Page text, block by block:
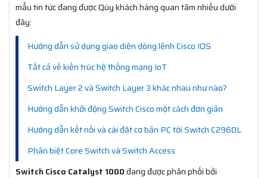
mẩu tin tức đang được Qúy khách hàng quan tâm nhiều dưới
đây:
Hướng dẫn sử dụng giao diện dòng lệnh Cisco IOS
Tất cả về kiến trúc hệ thống mạng IoT
Switch Layer 2 và Switch Layer 3 khác nhau như nào?
Hướng dẫn khởi động Switch Cisco một cách đơn giản
Hướng dẫn kết nối và cài đặt cơ bản PC tới Switch C2960L
Phân biệt Core Switch và Switch Access
Switch Cisco Catalyst 1000 đang được phân phối bởi